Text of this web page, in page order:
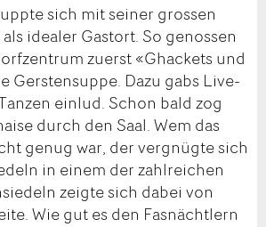
sich mit seiner grossen
idealer Gastort. So genossen
zuerst «Ghackets und
Gerstensuppe. Dazu gabs Live-
einlud. Schon bald zog
durch den Saal. Wem das
genug war, der vergnügte sich
in einem der zahlreichen
zeigte sich dabei von
Wie gut es den Fasnächtlern